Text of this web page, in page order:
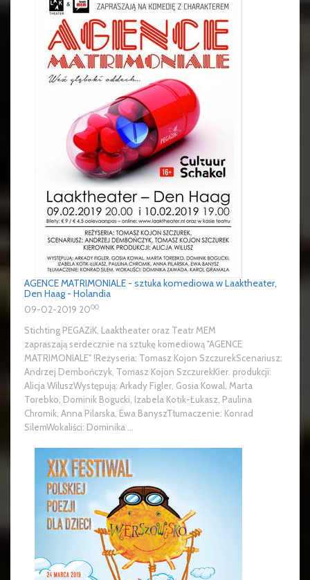
AGENCE MATRIMONIALE - sztuka komediowa w Laaktheater,
Den Haag - Holandia
09-02-2019 2000
Stichting PEGAZiK, Laaktheater oraz Teatr MEM
zapraszają serdecznie na sztukę komediową "AGENCE
MATRIMONIALE" !Reżyseria: Tomasz Kojon SzczurekScenariusz:
Andrzej Dembończyk, Tomasz Kojon SzczurekKier. produkcji:
Alicja WiluszWystępują: Arkady Figler, Gosia Kowal, Marta
Torebko, Dominik Bogucki, Izabela Kotik-Łukasz, Paulina
Chromik, Anna Pilarska, Ewa BanyszTłumaczenie: Konrad
SilemWokaliści: Dominika ...